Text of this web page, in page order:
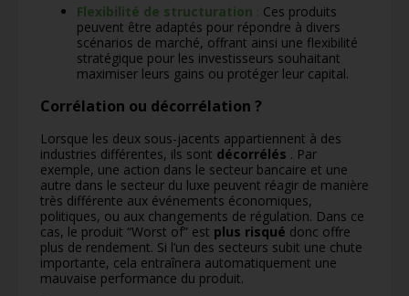
Flexibilité de structuration : Ces produits
peuvent être adaptés pour répondre à divers
scénarios de marché, offrant ainsi une flexibilité
stratégique pour les investisseurs souhaitant
maximiser leurs gains ou protéger leur capital.
Corrélation ou décorrélation ?
Lorsque les deux sous-jacents appartiennent à des
industries différentes, ils sont décorrélés . Par
exemple, une action dans le secteur bancaire et une
autre dans le secteur du luxe peuvent réagir de manière
très différente aux événements économiques,
politiques, ou aux changements de régulation. Dans ce
cas, le produit “Worst of” est plus risqué donc offre
plus de rendement. Si l’un des secteurs subit une chute
importante, cela entraînera automatiquement une
mauvaise performance du produit.